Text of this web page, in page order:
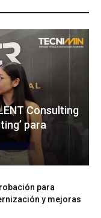
Consulting
para
para
y mejoras